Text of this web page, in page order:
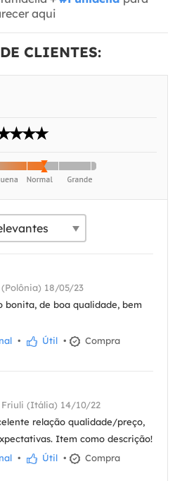
aqui
CLIENTES:
(Polônia) 18/05/23
bonita, de boa qualidade, bem
• Útil •
Compra
Friuli (Itália) 14/10/22
relação qualidade/preço,
Item como descrição!
• Útil •
Compra